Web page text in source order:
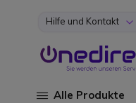
Zum Inhalt springen
Hilfe und Kontakt
Alle Produkte